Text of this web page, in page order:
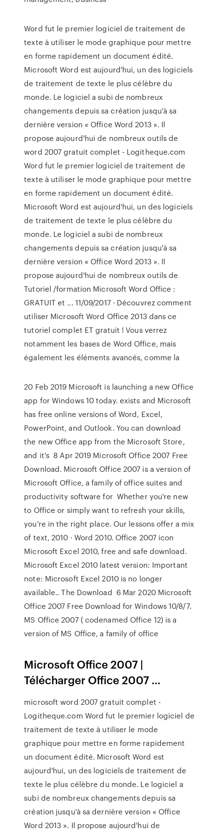
Word fut le premier logiciel de traitement de
texte à utiliser le mode graphique pour mettre
en forme rapidement un document édité.
Microsoft Word est aujourd'hui, un des logiciels
de traitement de texte le plus célèbre du
monde. Le logiciel a subi de nombreux
changements depuis sa création jusqu'à sa
dernière version « Office Word 2013 ». Il
propose aujourd'hui de nombreux outils de
word 2007 gratuit complet - Logitheque.com
Word fut le premier logiciel de traitement de
texte à utiliser le mode graphique pour mettre
en forme rapidement un document édité.
Microsoft Word est aujourd'hui, un des logiciels
de traitement de texte le plus célèbre du
monde. Le logiciel a subi de nombreux
changements depuis sa création jusqu'à sa
dernière version « Office Word 2013 ». Il
propose aujourd'hui de nombreux outils de
Tutoriel /formation Microsoft Word Office :
GRATUIT et ... 11/09/2017 · Découvrez comment
utiliser Microsoft Word Office 2013 dans ce
tutoriel complet ET gratuit ! Vous verrez
notamment les bases de Word Office, mais
également les éléments avancés, comme la
20 Feb 2019 Microsoft is launching a new Office
app for Windows 10 today. exists and Microsoft
has free online versions of Word, Excel,
PowerPoint, and Outlook. You can download
the new Office app from the Microsoft Store,
and it's 8 Apr 2019 Microsoft Office 2007 Free
Download. Microsoft Office 2007 is a version of
Microsoft Office, a family of office suites and
productivity software for Whether you're new
to Office or simply want to refresh your skills,
you're in the right place. Our lessons offer a mix
of text, 2010 · Word 2010. Office 2007 icon
Microsoft Excel 2010, free and safe download.
Microsoft Excel 2010 latest version: Important
note: Microsoft Excel 2010 is no longer
available.. The Download 6 Mar 2020 Microsoft
Office 2007 Free Download for Windows 10/8/7.
MS Office 2007 ( codenamed Office 12) is a
version of MS Office, a family of office
Microsoft Office 2007 |
Télécharger Office 2007 ...
microsoft word 2007 gratuit complet -
Logitheque.com Word fut le premier logiciel de
traitement de texte à utiliser le mode
graphique pour mettre en forme rapidement
un document édité. Microsoft Word est
aujourd'hui, un des logiciels de traitement de
texte le plus célèbre du monde. Le logiciel a
subi de nombreux changements depuis sa
création jusqu'à sa dernière version « Office
Word 2013 ». Il propose aujourd'hui de